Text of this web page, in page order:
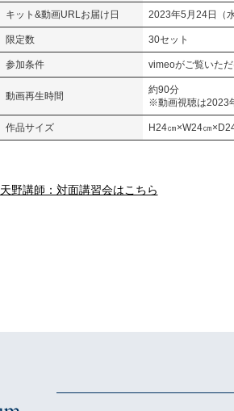
キット&動画URLお届け日 2023年5月24日（
限定数 30セット
参加条件 vimeoがご覧いた
動画再生時間
約90分
※動画視聴は2023
作品サイズ H24㎝×W24㎝
天野講師：対面講習会はこちら